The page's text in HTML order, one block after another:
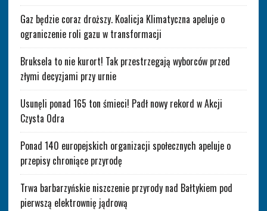
Gaz będzie coraz droższy. Koalicja Klimatyczna apeluje o
ograniczenie roli gazu w transformacji
Bruksela to nie kurort! Tak przestrzegają wyborców przed
złymi decyzjami przy urnie
Usunęli ponad 165 ton śmieci! Padł nowy rekord w Akcji
Czysta Odra
Ponad 140 europejskich organizacji społecznych apeluje o
przepisy chroniące przyrodę
Trwa barbarzyńskie niszczenie przyrody nad Bałtykiem pod
pierwszą elektrownię jądrową